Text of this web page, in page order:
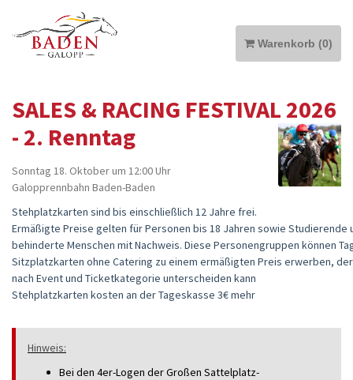
Warenkorb (0)
ANREISE & TRIBÜNENPLAN
HOMEPAGE
PREISLISTE
SALES & RACING FESTIVAL 2026
- 2. Renntag
Sonntag 18. Oktoberum 12:00 Uhr
Galopprennbahn Baden-Baden
Stehplatzkarten sind bis einschließlich 12 Jahre frei.
Ermäßigte Preise gelten für Personen bis 18 Jahren sowie Studierende
behinderte Menschen mit Nachweis. Diese Personengruppen können
Sitzplatzkarten ohne Catering zu einem ermäßigten Preis erwerben,
nach Event und Ticketkategorie unterscheiden kann
Stehplatzkarten kosten an der Tageskasse 3€ mehr
Hinweis:
Bei den 4er-Logen der Großen Sattelplatz-